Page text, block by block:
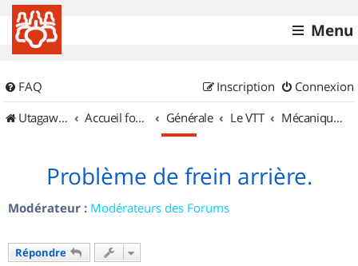
Menu
FAQ Connexion
Inscription
UtagawaVTT (Randos VTT et VTTAE avec traces GPS)
Accueil forum Générale Le VTT Mécanique et Entretiens
Problème de frein arrière.
Modérateur : Modérateurs des Forums
Répondre